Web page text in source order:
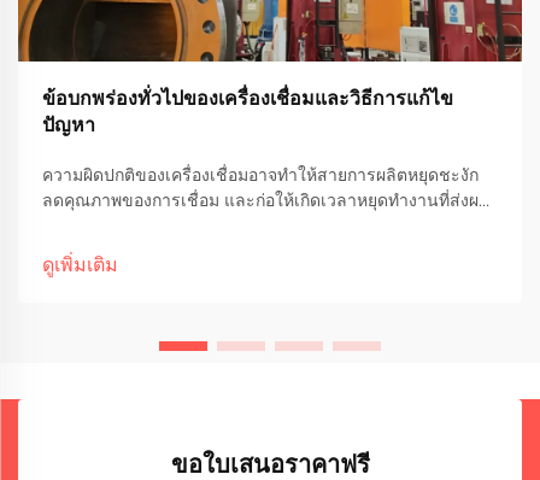
ข้อบกพร่องทั่วไปของเครื่องเชื่อมและวิธีการแก้ไข
ปัญหา
ความผิดปกติของเครื่องเชื่อมอาจทำให้สายการผลิตหยุดชะงัก
ลดคุณภาพของการเชื่อม และก่อให้เกิดเวลาหยุดทำงานที่ส่งผล
บกพร่องที่พบบ่อยและวิธีการแก้ไขเบื้องต้นนั้นจำเป็นอย่างยิ่งต่อ
การรักษาประสิทธิภาพการเชื่อมอย่างสม่ำเสมอ...
ดูเพิ่มเติม
ขอใบเสนอราคาฟรี